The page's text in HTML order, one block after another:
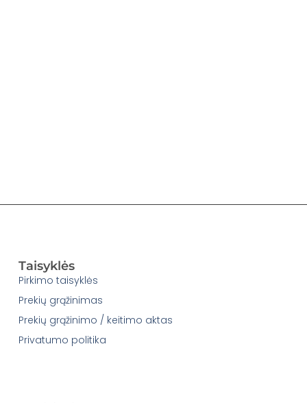
Taisyklės
Pirkimo taisyklės
Prekių grąžinimas
Prekių grąžinimo / keitimo aktas
Privatumo politika